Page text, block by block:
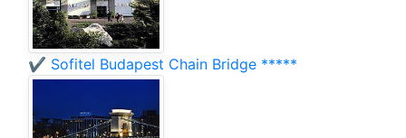
✔️ Sofitel Budapest Chain Bridge *****